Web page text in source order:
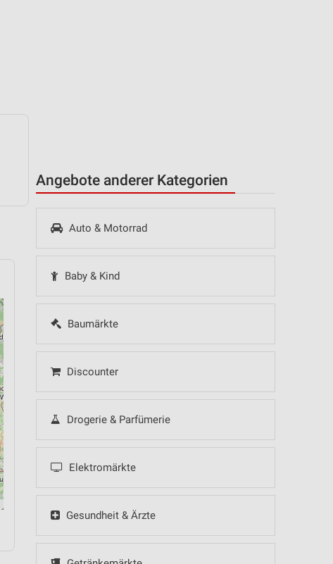
Angebote anderer Kategorien
Auto & Motorrad
Baby & Kind
Baumärkte
Discounter
Drogerie & Parfümerie
Elektromärkte
Gesundheit & Ärzte